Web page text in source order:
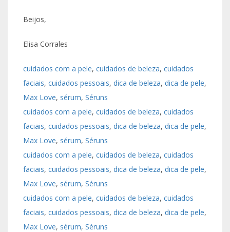
Beijos,
Elisa Corrales
cuidados com a pele, cuidados de beleza, cuidados
faciais, cuidados pessoais, dica de beleza, dica de pele
Max Love, sérum, Séruns
cuidados com a pele, cuidados de beleza, cuidados
faciais, cuidados pessoais, dica de beleza, dica de pele
Max Love, sérum, Séruns
cuidados com a pele, cuidados de beleza, cuidados
faciais, cuidados pessoais, dica de beleza, dica de pele
Max Love, sérum, Séruns
cuidados com a pele, cuidados de beleza, cuidados
faciais, cuidados pessoais, dica de beleza, dica de pele
Max Love, sérum, Séruns